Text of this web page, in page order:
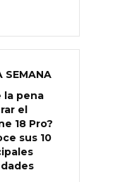
SEMANA
la pena
el
18 Pro?
sus 10